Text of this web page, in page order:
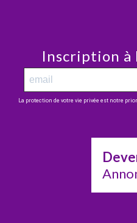
Inscription à
La protection de votre vie privée est notre